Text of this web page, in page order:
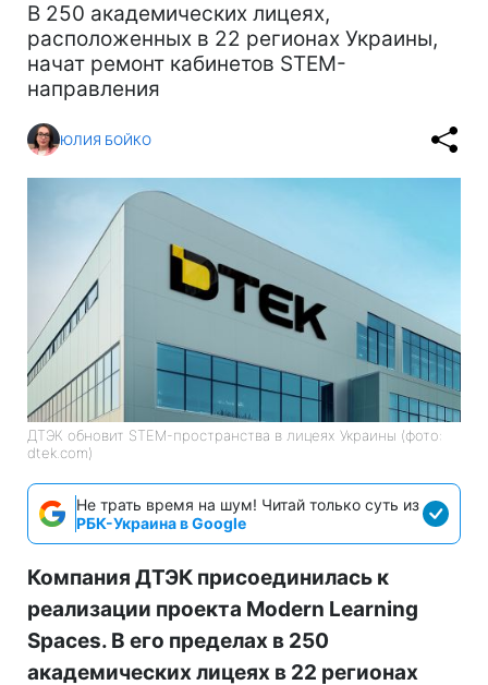
В 250 академических лицеях,
расположенных в 22 регионах Украины,
начат ремонт кабинетов STEM-
направления
ЮЛИЯ БОЙКО
ДТЭК обновит STEM-пространства в лицеях Украины (фото:
dtek.com)
Не трать время на шум! Читай только суть из
РБК-Украина в Google
Компания ДТЭК присоединилась к
реализации проекта Modern Learning
Spaces. В его пределах в 250
академических лицеях в 22 регионах